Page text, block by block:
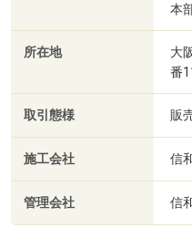
本
所在地
大
番
取引態様 販
施工会社 信
管理会社 信